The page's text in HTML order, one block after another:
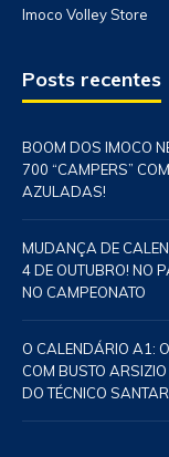
Imoco Volley Store
Posts recentes
BOOM DOS IMOCO
700 “CAMPERS”
AZULADAS!
MUDANÇA DE
4 DE OUTUBRO! NO
NO CAMPEONATO
O CALENDÁRIO A1:
COM BUSTO
DO TÉCNICO